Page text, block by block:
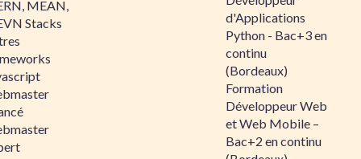
MEAN,
Stacks
d'Applications
Python - Bac+3 en
continu
(Bordeaux)
Formation
Développeur Web
et Web Mobile –
Bac+2 en continu